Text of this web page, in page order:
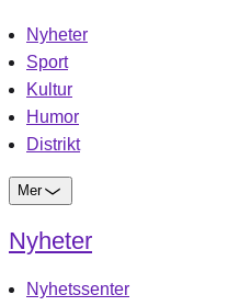
Nyheter
Sport
Kultur
Humor
Distrikt
Mer
Nyheter
Nyhetssenter